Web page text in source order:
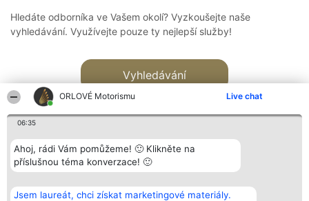
ORLOVÉ Motorismu Live chat
06:35
Ahoj, rádi Vám pomůžeme! 🙂 Klikněte na
příslušnou téma konverzace! 🙂
Jsem laureát, chci získat marketingové materiály.
Hledáte odborníka ve Vašem okolí? Vyzkoušejte naše
vyhledávání. Využívejte pouze ty nejlepší služby!
Vyhledávání
Bright Side Solutions sp. z o.
o. sp. k.
Vítězové
Seznam všech
Kontakt